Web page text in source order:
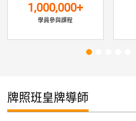
1,000,000+
學員參與課程
牌照班皇牌導師